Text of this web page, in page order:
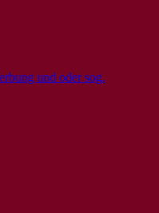
und oder sog.